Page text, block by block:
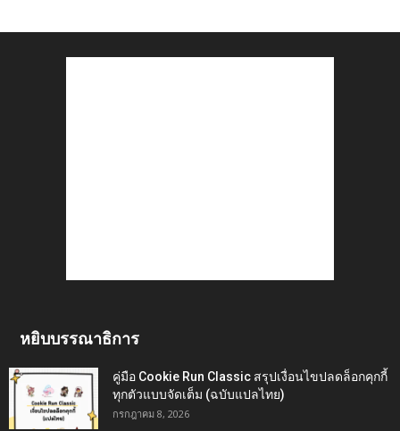
หยิบบรรณาธิการ
คู่มือ Cookie Run Classic สรุปเงื่อนไขปลดล็อกคุกกี้
ทุกตัวแบบจัดเต็ม (ฉบับแปลไทย)
กรกฎาคม 8, 2026